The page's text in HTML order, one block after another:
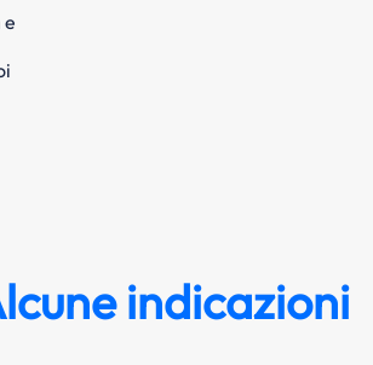
e
indicazioni